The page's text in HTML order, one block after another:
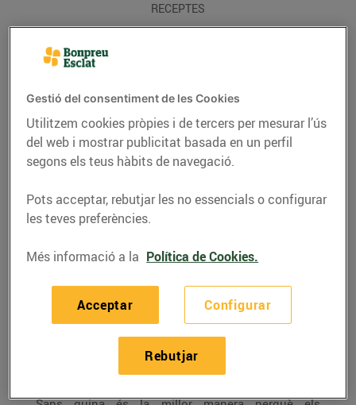
RECEPTES
Mètodes de cocció
saludables
Gestió del consentiment de les Cookies
Utilitzem cookies pròpies i de tercers per mesurar l’ús
del web i mostrar publicitat basada en un perfil
segons els teus hàbits de navegació.
Pots acceptar, rebutjar les no essencials o configurar
les teves preferències.
Més informació a la Política de Cookies.
Configurar
Rebutjar
Acceptar